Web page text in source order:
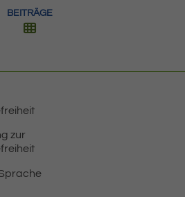
BEITRÄGE
zur